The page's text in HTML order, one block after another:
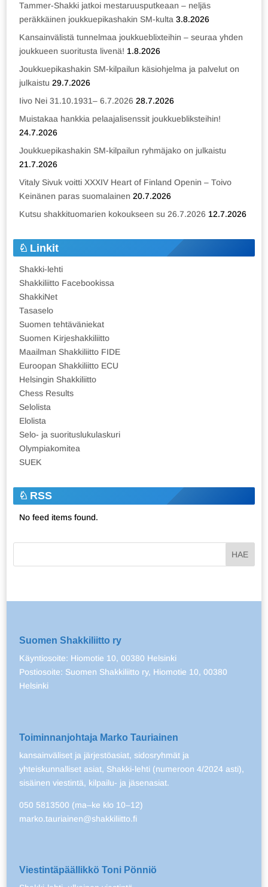
Tammer-Shakki jatkoi mestaruusputkeaan – neljäs
peräkkäinen joukkuepikashakin SM-kulta 3.8.2026
Kansainvälistä tunnelmaa joukkueblixteihin – seuraa yhden
joukkueen suoritusta livenä! 1.8.2026
Joukkuepikashakin SM-kilpailun käsiohjelma ja palvelut on
julkaistu 29.7.2026
Iivo Nei 31.10.1931– 6.7.2026 28.7.2026
Muistakaa hankkia pelaajalisenssit joukkuebliksteihin!
24.7.2026
Joukkuepikashakin SM-kilpailun ryhmäjako on julkaistu
21.7.2026
Vitaly Sivuk voitti XXXIV Heart of Finland Openin – Toivo
Keinänen paras suomalainen 20.7.2026
Kutsu shakkituomarien kokoukseen su 26.7.2026 12.7.2026
Linkit
Shakki-lehti
Shakkiliitto Facebookissa
ShakkiNet
Tasaselo
Suomen tehtäväniekat
Suomen Kirjeshakkiliitto
Maailman Shakkiliitto FIDE
Euroopan Shakkiliitto ECU
Helsingin Shakkiliitto
Chess Results
Selolista
Elolista
Selo- ja suorituslukulaskuri
Olympiakomitea
SUEK
RSS
No feed items found.
Suomen Shakkiliitto ry
Käyntiosoite: Hiomotie 10, 00380 Helsinki
Postiosoite: Suomen Shakkiliitto ry, Hiomotie 10, 00380
Helsinki
Toiminnanjohtaja Marko Tauriainen
kansainväliset ja järjestöasiat, sidosryhmät ja
yhteiskunnalliset asiat, Shakki-lehti (numeroon 4/2024 asti),
sisäinen viestintä, kilpailu- ja jäsenasiat.
050 5813500 (ma–ke klo 10–12)
marko.tauriainen@shakkiliitto.fi
Viestintäpäällikkö Toni Pönniö